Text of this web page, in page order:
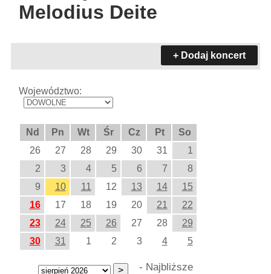
Melodius Deite
+ Dodaj koncert
Województwo:
Nd Pn Wt Śr Cz Pt
So
26
27 28 29 30 31
1
2
3 4 5 6 7
8
9
10 11 12 13 14
15
16
17 18 19 20 21
22
23
24 25 26 27 28
29
30
31 1 2 3 4 5
- Najbliższe